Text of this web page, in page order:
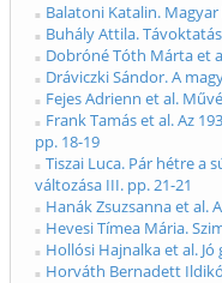
Balatoni Katalin.
Buhály Attila.
Dobróné Tóth Márta et
Dráviczki Sándor. A
Fejes Adrienn et al.
Frank Tamás et al. Az
pp. 18-19
Tiszai Luca. Pár hétre a
változása III. pp. 21-21
Hanák Zsuzsanna et al.
Hevesi Tímea Mária.
Hollósi Hajnalka et al.
Horváth Bernadett